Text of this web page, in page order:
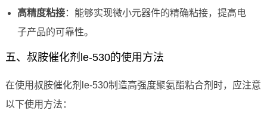
高精度粘接：能够实现微小元器件的精确粘接，提高电
子产品的可靠性。
五、叔胺催化剂le-530的使用方法
在使用叔胺催化剂le-530制造高强度聚氨酯粘合剂时，应注意
以下使用方法：